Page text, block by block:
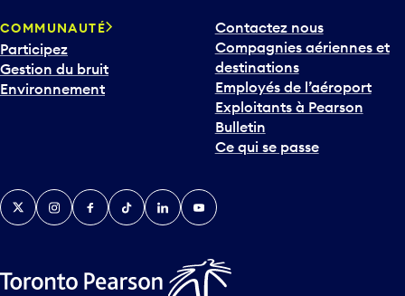
COMMUNAUTÉ
Participez
Gestion du bruit
Environnement
Contactez nous
Compagnies aériennes et
destinations
Employés de l’aéroport
Exploitants à Pearson
Bulletin
Ce qui se passe
TwitterInstagramFacebook
TikTokLinkedInYouTube